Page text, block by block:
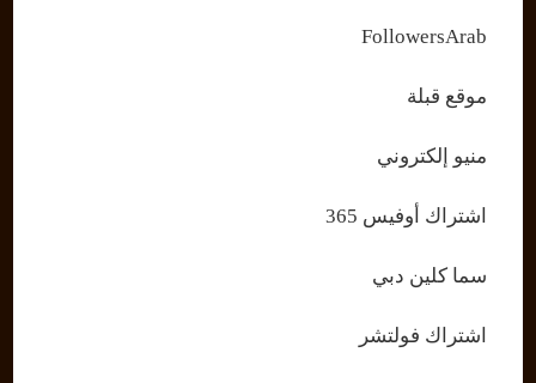
FollowersArab
موقع قبلة
منيو إلكتروني
اشتراك أوفيس 365
سما كلين دبي
اشتراك فولتشر